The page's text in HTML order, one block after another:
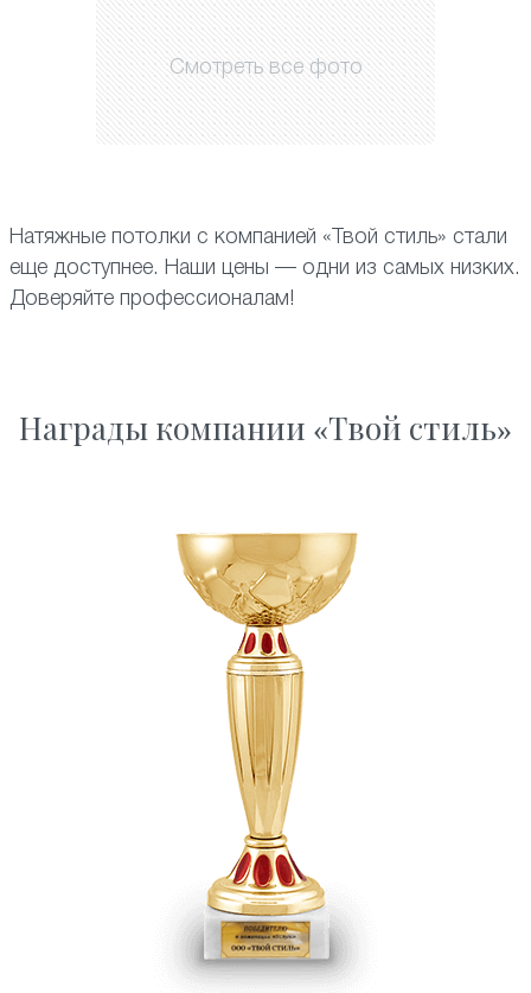
Смотреть все фото
Натяжные потолки с компанией «Твой стиль» стали
еще доступнее. Наши цены — одни из самых низких.
Доверяйте профессионалам!
Награды компании «Твой стиль»